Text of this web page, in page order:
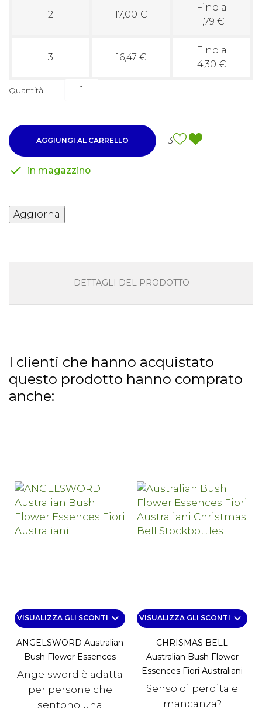
2 17,00 €
Fino a
1,79 €
3 16,47 €
Fino a
4,30 €
Quantità
AGGIUNGI AL CARRELLO 3
 in magazzino
DETTAGLI DEL PRODOTTO
I clienti che hanno acquistato
questo prodotto hanno comprato
anche:
VISUALIZZA GLI SCONTI keyboard_arrow_down
ANGELSWORD Australian
Bush Flower Essences
Angelsword è adatta
per persone che
sentono una
VISUALIZZA GLI SCONTI keyboard_arrow_down
CHRISMAS BELL
Australian Bush Flower
Essences Fiori Australiani
Senso di perdita e
mancanza?